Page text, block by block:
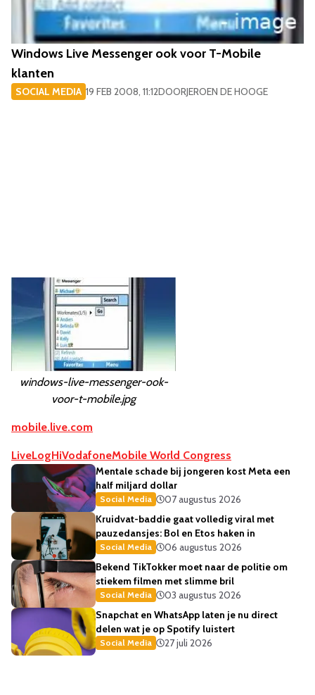
Windows Live Messenger ook voor T-Mobile
klanten
SOCIAL MEDIA 19 FEB 2008, 11:12DOORJEROEN DE HOOGE
windows-live-messenger-ook-
voor-t-mobile.jpg
mobile.live.com
LiveLogHiVodafoneMobile World Congress
Mentale schade bij jongeren kost Meta een
half miljard dollar
Social Media
07 augustus 2026
Kruidvat-baddie gaat volledig viral met
pauzedansjes: Bol en Etos haken in
Social Media
06 augustus 2026
Bekend TikTokker moet naar de politie om
stiekem filmen met slimme bril
Social Media
03 augustus 2026
Snapchat en WhatsApp laten je nu direct
delen wat je op Spotify luistert
Social Media 27 juli 2026